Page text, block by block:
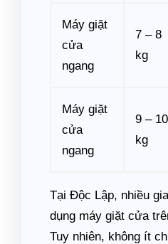
Máy giặt
cửa
ngang
7 – 8
kg
Máy giặt
cửa
ngang
9 – 10
kg
Tại Độc Lập, nhiều
dụng máy giặt cửa
Tuy nhiên, không ít